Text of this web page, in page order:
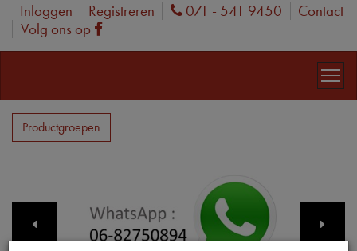
Inloggen Registreren Phone
071 - 541 9450
Contact
Volg ons op
Facebook
Productgroepen